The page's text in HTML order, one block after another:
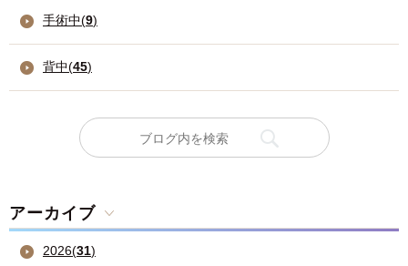
手術中(9)
背中(45)
アーカイブ
2026(31)